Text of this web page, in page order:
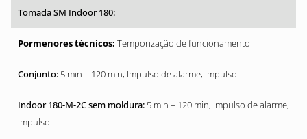
Temporização de funcionamento
5 min – 120 min, Impulso de alarme, Impulso
5 min – 120 min, Impulso de alarme,
Impulso